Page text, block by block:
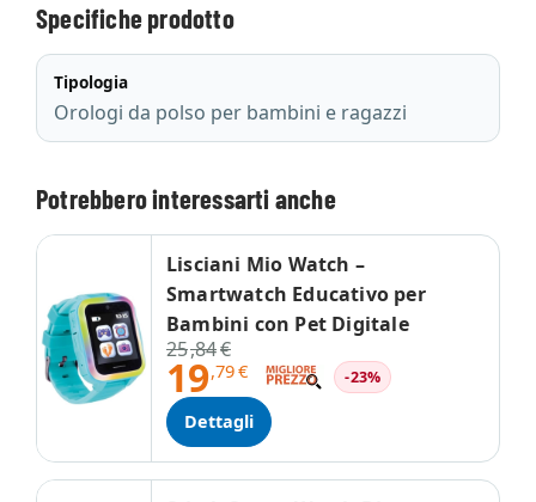
Specifiche prodotto
Tipologia
Orologi da polso per bambini e ragazzi
Potrebbero interessarti anche
Lisciani Mio Watch –
Smartwatch Educativo per
Bambini con Pet Digitale
25,84€
19,79€ -23%
Dettagli